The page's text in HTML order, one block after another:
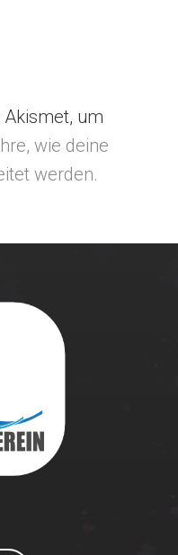
um
wie deine
werden.